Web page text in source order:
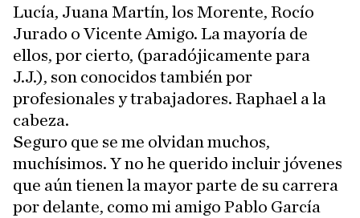
Lucía, Juana Martín, los Morente, Rocío
Jurado o Vicente Amigo. La mayoría de
ellos, por cierto, (paradójicamente para
J.J.), son conocidos también por
profesionales y trabajadores. Raphael a la
cabeza.
Seguro que se me olvidan muchos,
muchísimos. Y no he querido incluir jóvenes
que aún tienen la mayor parte de su carrera
por delante, como mi amigo Pablo García